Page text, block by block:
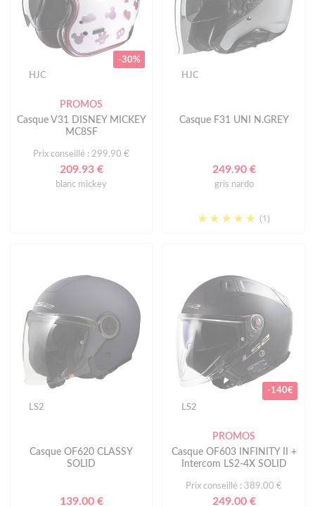
-30%
HJC
PROMOS
Casque V31 DISNEY MICKEY
MC8SF
Prix conseillé : 299.90 €
209.93 €
blanc mickey
HJC
Casque F31 UNI N.GREY
249.90 €
gris nardo
(1)
LS2
Casque OF620 CLASSY
SOLID
139.00 €
-140€
LS2
PROMOS
Casque OF603 INFINITY II +
Intercom LS2-4X SOLID
Prix conseillé : 389.00 €
249.00 €